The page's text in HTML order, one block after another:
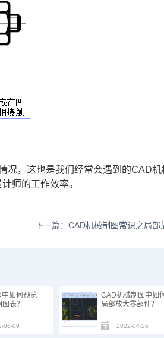
况，这也是我们经常会遇到的CAD机
师的工作效率。
下一篇：CAD机械制图常识之局部
如何预览
表？
06-09
CAD机械制图中如
局部放大零部件？
2022-04-26